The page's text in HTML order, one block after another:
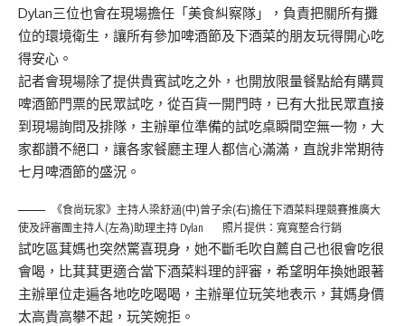
Dylan三位也會在現場擔任「美食糾察隊」，負責把關所有攤
位的環境衛生，讓所有參加啤酒節及下酒菜的朋友玩得開心吃
得安心。
記者會現場除了提供貴賓試吃之外，也開放限量餐點給有購買
啤酒節門票的民眾試吃，從百貨一開門時，已有大批民眾直接
到現場詢問及排隊，主辦單位準備的試吃桌瞬間空無一物，大
家都讚不絕口，讓各家餐廳主理人都信心滿滿，直說非常期待
七月啤酒節的盛況。
《食尚玩家》主持人梁舒涵(中)曾子余(右)擔任下酒菜料理競賽推廣大
使及評審團主持人(左為)助理主持 Dylan 照片提供：寬寬整合行銷
試吃區萁媽也突然驚喜現身，她不斷毛吹自薦自己也很會吃很
會喝，比萁萁更適合當下酒菜料理的評審，希望明年換她跟著
主辦單位走遍各地吃吃喝喝，主辦單位玩笑地表示，萁媽身價
太高貴高攀不起，玩笑婉拒。